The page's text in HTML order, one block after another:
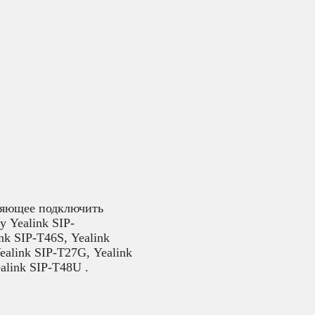
подключить
Yealink SIP-
SIP-T46S, Yealink
SIP-T27G, Yealink
SIP-T48U .